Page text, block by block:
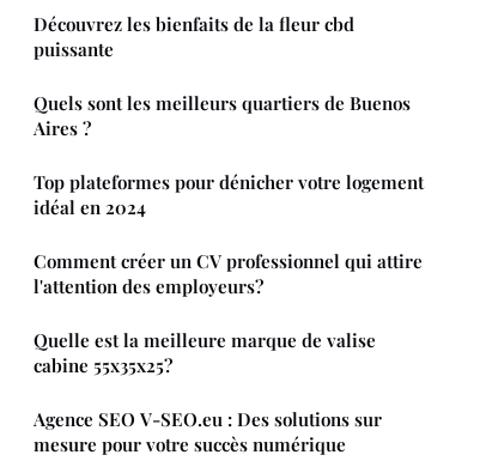
Découvrez les bienfaits de la fleur cbd
puissante
Quels sont les meilleurs quartiers de Buenos
Aires ?
Top plateformes pour dénicher votre logement
idéal en 2024
Comment créer un CV professionnel qui attire
l'attention des employeurs?
Quelle est la meilleure marque de valise
cabine 55x35x25?
Agence SEO V-SEO.eu : Des solutions sur
mesure pour votre succès numérique